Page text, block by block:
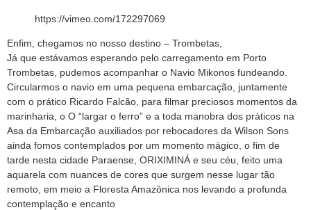
https://vimeo.com/172297069
Enfim, chegamos no nosso destino – Trombetas,
Já que estávamos esperando pelo carregamento em Porto
Trombetas, pudemos acompanhar o Navio Mikonos fundeando.
Circularmos o navio em uma pequena embarcação, juntamente
com o prático Ricardo Falcão, para filmar preciosos momentos da
marinharia, o O “largar o ferro” e a toda manobra dos práticos na
Asa da Embarcação auxiliados por rebocadores da Wilson Sons
ainda fomos contemplados por um momento mágico, o fim de
tarde nesta cidade Paraense, ORIXIMINÁ e seu céu, feito uma
aquarela com nuances de cores que surgem nesse lugar tão
remoto, em meio a Floresta Amazônica nos levando a profunda
contemplação e encanto